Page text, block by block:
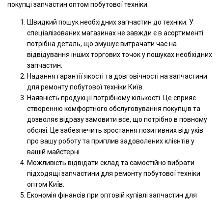
покупці запчастин оптом побутової техніки.
Швидкий пошук необхідних запчастин до техніки. У
спеціалізованих магазинах не завжди є в асортименті
потрібна деталь, що змушує витрачати час на
відвідування інших торгових точок у пошуках необхідних
запчастин.
Надання гарантії якості та довговічності на запчастини
для ремонту побутової техніки Київ.
Наявність продукції потрібному кількості. Це сприяє
створенню комфортного обслуговування покупців та
дозволяє відразу замовити все, що потрібно в повному
обсязі. Це забезпечить зростання позитивних відгуків
про вашу роботу та приплив задоволених клієнтів у
вашій майстерні.
Можливість відвідати склад та самостійно вибрати
підходящі запчастини для ремонту побутової техніки
оптом Київ.
Економія фінансів при оптовій купівлі запчастин для